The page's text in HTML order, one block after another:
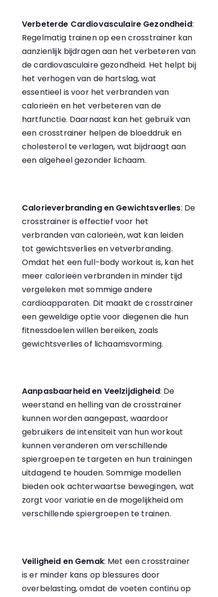
Verbeterde Cardiovasculaire Gezondheid:
Regelmatig trainen op een crosstrainer kan
aanzienlijk bijdragen aan het verbeteren van
de cardiovasculaire gezondheid. Het helpt bij
het verhogen van de hartslag, wat
essentieel is voor het verbranden van
calorieën en het verbeteren van de
hartfunctie. Daarnaast kan het gebruik van
een crosstrainer helpen de bloeddruk en
cholesterol te verlagen, wat bijdraagt aan
een algeheel gezonder lichaam.
Calorieverbranding en Gewichtsverlies: De
crosstrainer is effectief voor het
verbranden van calorieën, wat kan leiden
tot gewichtsverlies en vetverbranding.
Omdat het een full-body workout is, kan het
meer calorieën verbranden in minder tijd
vergeleken met sommige andere
cardioapparaten. Dit maakt de crosstrainer
een geweldige optie voor diegenen die hun
fitnessdoelen willen bereiken, zoals
gewichtsverlies of lichaamsvorming.
Aanpasbaarheid en Veelzijdigheid: De
weerstand en helling van de crosstrainer
kunnen worden aangepast, waardoor
gebruikers de intensiteit van hun workout
kunnen veranderen om verschillende
spiergroepen te targeten en hun trainingen
uitdagend te houden. Sommige modellen
bieden ook achterwaartse bewegingen, wat
zorgt voor variatie en de mogelijkheid om
verschillende spiergroepen te trainen.
Veiligheid en Gemak: Met een crosstrainer
is er minder kans op blessures door
overbelasting, omdat de voeten continu op